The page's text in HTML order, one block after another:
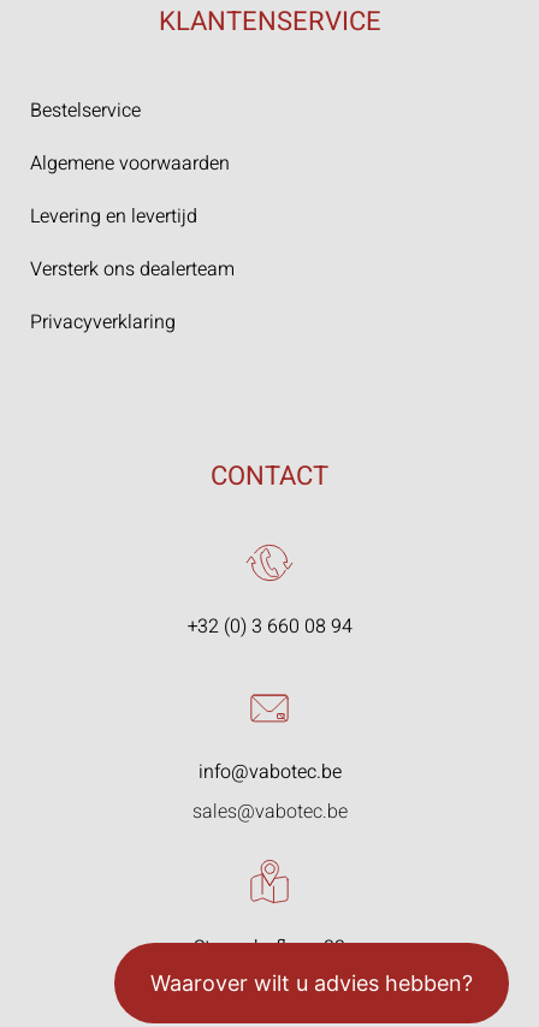
Waarover wilt u advies hebben?
KLANTENSERVICE
Bestelservice
Algemene voorwaarden
Levering en levertijd
Versterk ons dealerteam
Privacyverklaring
CONTACT
+32 (0) 3 660 08 94
info@vabotec.be
sales@vabotec.be
Starrenhoflaan 33
2950 Kapellen, België